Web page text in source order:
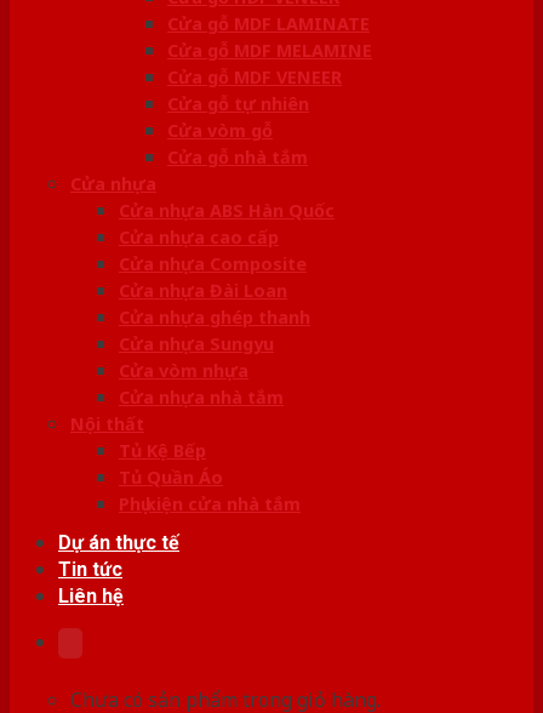
Cửa gỗ MDF LAMINATE
Cửa gỗ MDF MELAMINE
Cửa gỗ MDF VENEER
Cửa gỗ tự nhiên
Cửa vòm gỗ
Cửa gỗ nhà tắm
Cửa nhựa
Cửa nhựa ABS Hàn Quốc
Cửa nhựa cao cấp
Cửa nhựa Composite
Cửa nhựa Đài Loan
Cửa nhựa ghép thanh
Cửa nhựa Sungyu
Cửa vòm nhựa
Cửa nhựa nhà tắm
Nội thất
Tủ Kệ Bếp
Tủ Quần Áo
Phụ kiện cửa nhà tắm
Dự án thực tế
Tin tức
Liên hệ
Chưa có sản phẩm trong giỏ hàng.